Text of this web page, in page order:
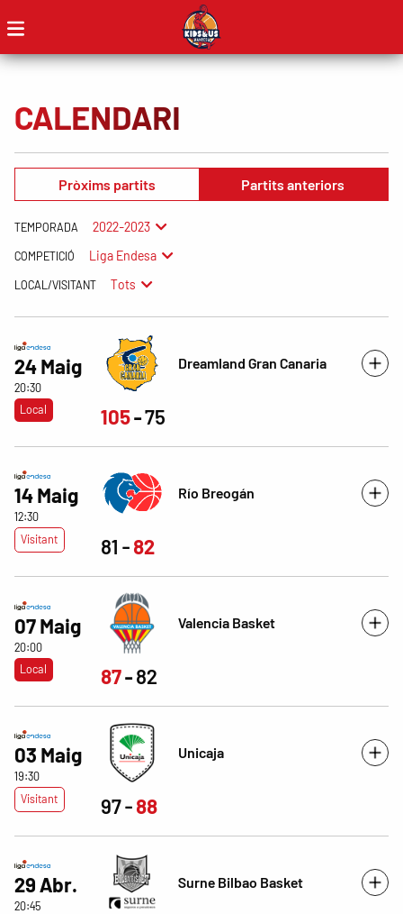
CALENDARI
Pròxims partits Partits anteriors
TEMPORADA 2022-2023
COMPETICIÓ Liga Endesa
LOCAL/VISITANT Tots
24 Maig
20:30
Local
Dreamland Gran Canaria
105 75
14 Maig
12:30
Visitant
Río Breogán
81 82
07 Maig
20:00
Local
Valencia Basket
87 82
03 Maig
19:30
Visitant
Unicaja
97 88
29 Abr.
20:45
Surne Bilbao Basket